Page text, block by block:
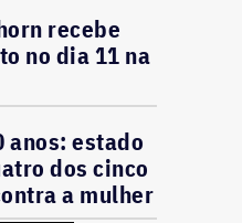
recebe
no dia 11 na
anos: estado
dos cinco
a mulher